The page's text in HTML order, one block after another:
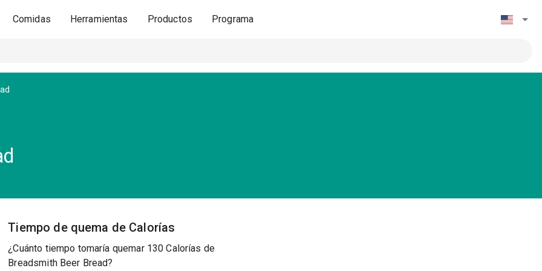
Comidas Herramientas Productos Programa
Tiempo de quema de Calorías
¿Cuánto tiempo tomaría quemar 130 Calorías de
Breadsmith Beer Bread?